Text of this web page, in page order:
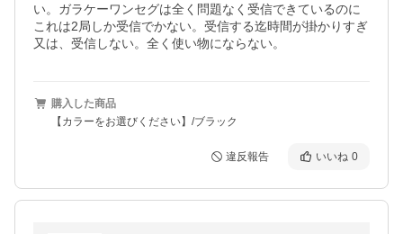
い。ガラケーワンセグは全く問題なく受信できているのに
これは2局しか受信でかない。受信する迄時間が掛かりすぎ
又は、受信しない。全く使い物にならない。
購入した商品
【カラーをお選びください】/ブラック
違反報告 いいね 0